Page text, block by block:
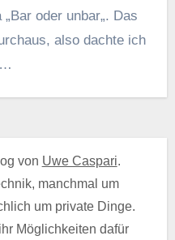
oder unbar„. Das
also dachte ich
von Uwe Caspari.
manchmal um
um private Dinge.
Möglichkeiten dafür